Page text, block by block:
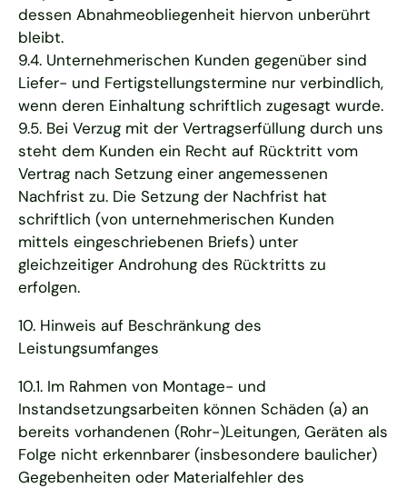
dessen Abnahmeobliegenheit hiervon unberührt
bleibt.
9.4. Unternehmerischen Kunden gegenüber sind
Liefer- und Fertigstellungstermine nur verbindlich,
wenn deren Einhaltung schriftlich zugesagt wurde.
9.5. Bei Verzug mit der Vertragserfüllung durch uns
steht dem Kunden ein Recht auf Rücktritt vom
Vertrag nach Setzung einer angemessenen
Nachfrist zu. Die Setzung der Nachfrist hat
schriftlich (von unternehmerischen Kunden
mittels eingeschriebenen Briefs) unter
gleichzeitiger Androhung des Rücktritts zu
erfolgen.
10. Hinweis auf Beschränkung des
Leistungsumfanges
10.1. Im Rahmen von Montage- und
Instandsetzungsarbeiten können Schäden (a) an
bereits vorhandenen (Rohr-)Leitungen, Geräten als
Folge nicht erkennbarer (insbesondere baulicher)
Gegebenheiten oder Materialfehler des